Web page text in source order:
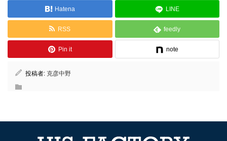
Hatena LINE
RSS feedly
Pin it note
投稿者: 克彦中野